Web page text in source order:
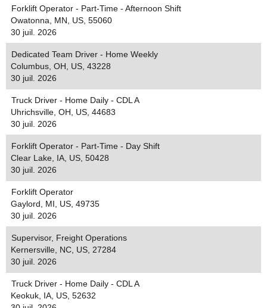
Forklift Operator - Part-Time - Afternoon Shift
Owatonna, MN, US, 55060
30 juil. 2026
Dedicated Team Driver - Home Weekly
Columbus, OH, US, 43228
30 juil. 2026
Truck Driver - Home Daily - CDL A
Uhrichsville, OH, US, 44683
30 juil. 2026
Forklift Operator - Part-Time - Day Shift
Clear Lake, IA, US, 50428
30 juil. 2026
Forklift Operator
Gaylord, MI, US, 49735
30 juil. 2026
Supervisor, Freight Operations
Kernersville, NC, US, 27284
30 juil. 2026
Truck Driver - Home Daily - CDL A
Keokuk, IA, US, 52632